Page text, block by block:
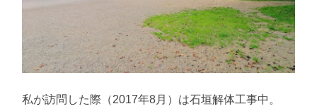
私が訪問した際（2017年8月）は石垣解体工事中。